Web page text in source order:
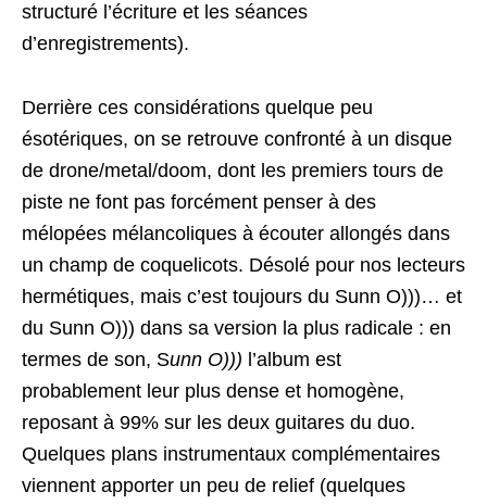
structuré l’écriture et les séances
d’enregistrements).
Derrière ces considérations quelque peu
ésotériques, on se retrouve confronté à un disque
de drone/metal/doom, dont les premiers tours de
piste ne font pas forcément penser à des
mélopées mélancoliques à écouter allongés dans
un champ de coquelicots. Désolé pour nos lecteurs
hermétiques, mais c’est toujours du Sunn O)))… et
du Sunn O))) dans sa version la plus radicale : en
termes de son, Sunn O))) l’album est
probablement leur plus dense et homogène,
reposant à 99% sur les deux guitares du duo.
Quelques plans instrumentaux complémentaires
viennent apporter un peu de relief (quelques